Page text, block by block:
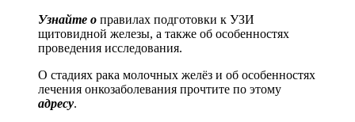
Узнайте о правилах подготовки к УЗИ
щитовидной железы, а также об особенностях
проведения исследования.
О стадиях рака молочных желёз и об особенностях
лечения онкозаболевания прочтите по этому
адресу.